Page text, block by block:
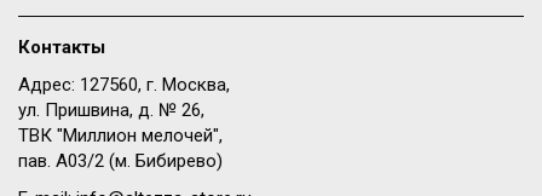
Контакты
Адрес: 127560, г. Москва,
ул. Пришвина, д. № 26,
ТВК "Миллион мелочей",
пав. A03/2 (м. Бибирево)